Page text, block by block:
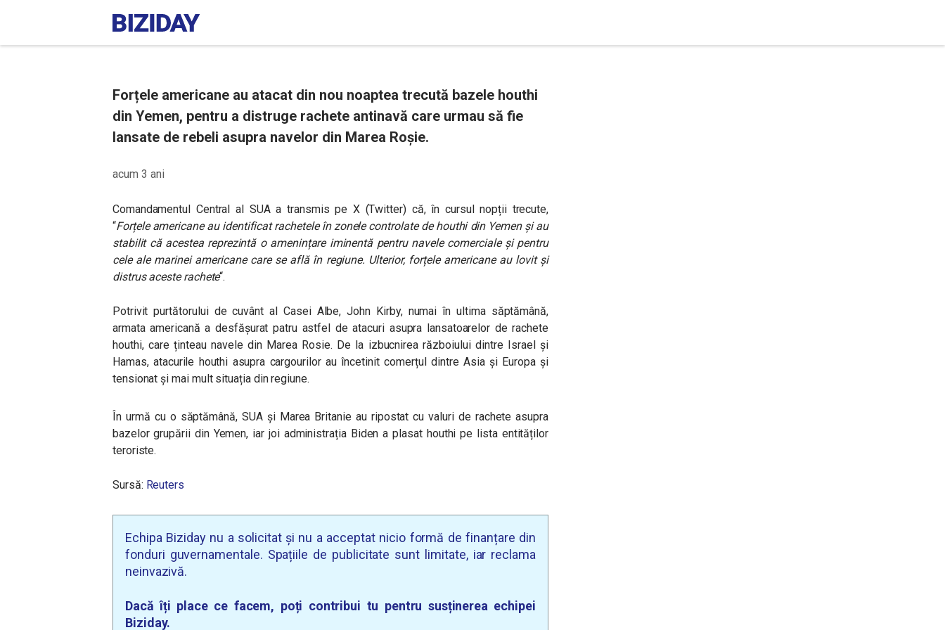
Forțele americane au atacat din nou noaptea trecută bazele houthi
din Yemen, pentru a distruge rachete antinavă care urmau să fie
lansate de rebeli asupra navelor din Marea Roșie.
acum 3 ani
Comandamentul Central al SUA a transmis pe X (Twitter) că, în cursul nopții trecute,
“Forțele americane au identificat rachetele în zonele controlate de houthi din Yemen și au
stabilit că acestea reprezintă o amenințare iminentă pentru navele comerciale și pentru
cele ale marinei americane care se află în regiune. Ulterior, forțele americane au lovit și
distrus aceste rachete“.
Potrivit purtătorului de cuvânt al Casei Albe, John Kirby, numai în ultima săptămână,
armata americană a desfășurat patru astfel de atacuri asupra lansatoarelor de rachete
houthi, care ținteau navele din Marea Rosie. De la izbucnirea războiului dintre Israel și
Hamas, atacurile houthi asupra cargourilor au încetinit comerțul dintre Asia și Europa și
tensionat și mai mult situația din regiune.
În urmă cu o săptămână, SUA și Marea Britanie au ripostat cu valuri de rachete asupra
bazelor grupării din Yemen, iar joi administrația Biden a plasat houthi pe lista entităților
teroriste.
Sursă: Reuters
Echipa Biziday nu a solicitat și nu a acceptat nicio formă de finanțare din
fonduri guvernamentale. Spațiile de publicitate sunt limitate, iar reclama
neinvazivă.
Dacă îți place ce facem, poți contribui tu pentru susținerea echipei
Biziday.